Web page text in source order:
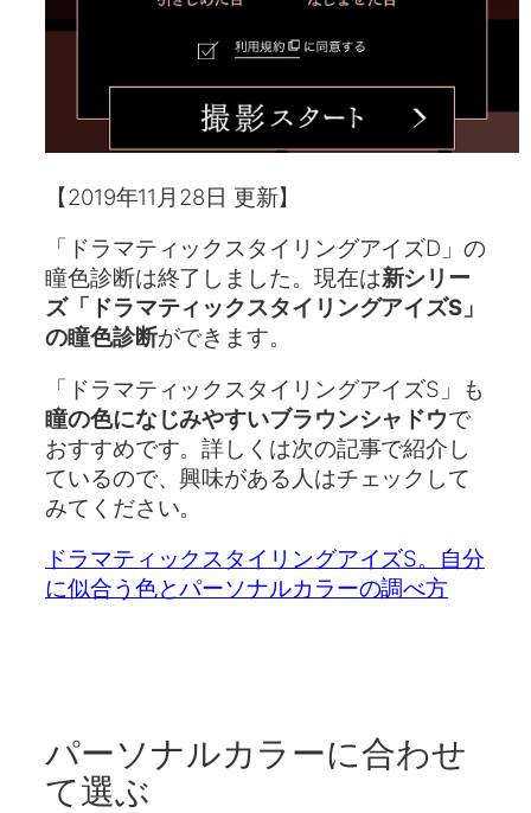
【2019年11月28日 更新】
「ドラマティックスタイリングアイズD」の
瞳色診断は終了しました。現在は新シリー
ズ「ドラマティックスタイリングアイズS」
の瞳色診断ができます。
「ドラマティックスタイリングアイズS」も
瞳の色になじみやすいブラウンシャドウで
おすすめです。詳しくは次の記事で紹介し
ているので、興味がある人はチェックして
みてください。
ドラマティックスタイリングアイズS。自分
に似合う色とパーソナルカラーの調べ方
パーソナルカラーに合わせ
て選ぶ